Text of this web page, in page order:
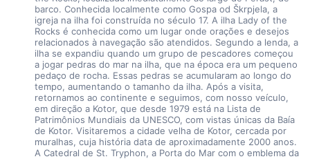
barco. Conhecida localmente como Gospa od Škrpjela, a
igreja na ilha foi construída no século 17. A ilha Lady of the
Rocks é conhecida como um lugar onde orações e desejos
relacionados à navegação são atendidos. Segundo a lenda, a
ilha se expandiu quando um grupo de pescadores começou
a jogar pedras do mar na ilha, que na época era um pequeno
pedaço de rocha. Essas pedras se acumularam ao longo do
tempo, aumentando o tamanho da ilha. Após a visita,
retornamos ao continente e seguimos, com nosso veículo,
em direção a Kotor, que desde 1979 está na Lista de
Patrimônios Mundiais da UNESCO, com vistas únicas da Baía
de Kotor. Visitaremos a cidade velha de Kotor, cercada por
muralhas, cuja história data de aproximadamente 2000 anos.
A Catedral de St. Tryphon, a Porta do Mar com o emblema da